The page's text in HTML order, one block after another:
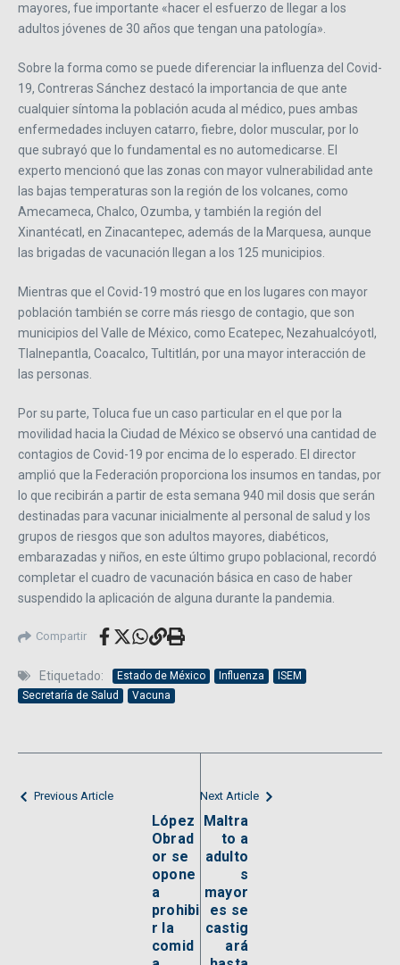
mayores, fue importante «hacer el esfuerzo de llegar a los
adultos jóvenes de 30 años que tengan una patología».
Sobre la forma como se puede diferenciar la influenza del Covid-
19, Contreras Sánchez destacó la importancia de que ante
cualquier síntoma la población acuda al médico, pues ambas
enfermedades incluyen catarro, fiebre, dolor muscular, por lo
que subrayó que lo fundamental es no automedicarse. El
experto mencionó que las zonas con mayor vulnerabilidad ante
las bajas temperaturas son la región de los volcanes, como
Amecameca, Chalco, Ozumba, y también la región del
Xinantécatl, en Zinacantepec, además de la Marquesa, aunque
las brigadas de vacunación llegan a los 125 municipios.
Mientras que el Covid-19 mostró que en los lugares con mayor
población también se corre más riesgo de contagio, que son
municipios del Valle de México, como Ecatepec, Nezahualcóyotl,
Tlalnepantla, Coacalco, Tultitlán, por una mayor interacción de
las personas.
Por su parte, Toluca fue un caso particular en el que por la
movilidad hacia la Ciudad de México se observó una cantidad de
contagios de Covid-19 por encima de lo esperado. El director
amplió que la Federación proporciona los insumos en tandas, por
lo que recibirán a partir de esta semana 940 mil dosis que serán
destinadas para vacunar inicialmente al personal de salud y los
grupos de riesgos que son adultos mayores, diabéticos,
embarazadas y niños, en este último grupo poblacional, recordó
completar el cuadro de vacunación básica en caso de haber
suspendido la aplicación de alguna durante la pandemia.
Compartir
Etiquetado: Estado de México Influenza
ISEM
Secretaría de Salud
Vacuna
Previous Article
López
Obrad
or se
opone
a
prohibi
r la
comid
Next Article
Maltra
to a
adulto
s
mayor
es se
castig
ará